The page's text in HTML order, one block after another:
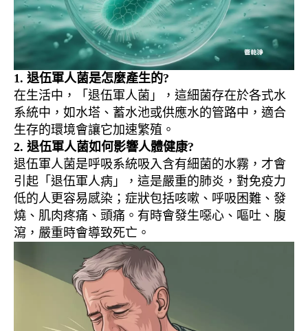
1. 退伍軍人菌是怎麼產生的?
在生活中，「退伍軍人菌」，這細菌存在於各式水
系統中，如水塔、蓄水池或供應水的管路中，適合
生存的環境會讓它加速繁殖。
2. 退伍軍人菌如何影響人體健康?
退伍軍人菌是呼吸系統吸入含有細菌的水霧，才會
引起「退伍軍人病」，這是嚴重的肺炎，對免疫力
低的人更容易感染；症狀包括咳嗽、呼吸困難、發
燒、肌肉疼痛、頭痛。有時會發生噁心、嘔吐、腹
瀉，嚴重時會導致死亡。